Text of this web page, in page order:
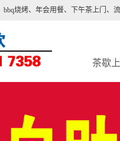
bbq烧烤、 年会用餐、 下午茶上门 、
茶歇上
bbq
宴